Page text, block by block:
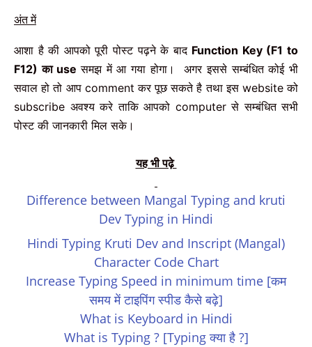
अंत में
आशा है की आपको पूरी पोस्ट पढ़ने के बाद Function Key (F1 to
F12)का useसमझ में आ गया होगा। अगर इससे सम्बंधित कोई भी
सवाल हो तो आप comment कर पूछ सकते है तथा इस website को
subscribe अवश्य करे ताकि आपको computer से सम्बंधित सभी
पोस्ट की जानकारी मिल सके।
यह भी पढ़े
Difference between Mangal Typing and kruti
Dev Typing in Hindi
Hindi Typing Kruti Dev and Inscript (Mangal)
Character Code Chart
Increase Typing Speed in minimum time [कम
समय में टाइपिंग स्पीड कैसे बढ़े]
What is Keyboard in Hindi
What is Typing ? [Typing क्या है ?]